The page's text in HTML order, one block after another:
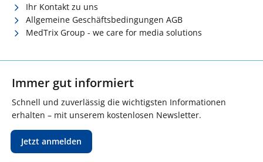
Ihr Kontakt zu uns
Allgemeine Geschäftsbedingungen AGB
MedTrix Group - we care for media solutions
Immer gut informiert
Schnell und zuverlässig die wichtigsten Informationen
erhalten – mit unserem kostenlosen Newsletter.
Jetzt anmelden